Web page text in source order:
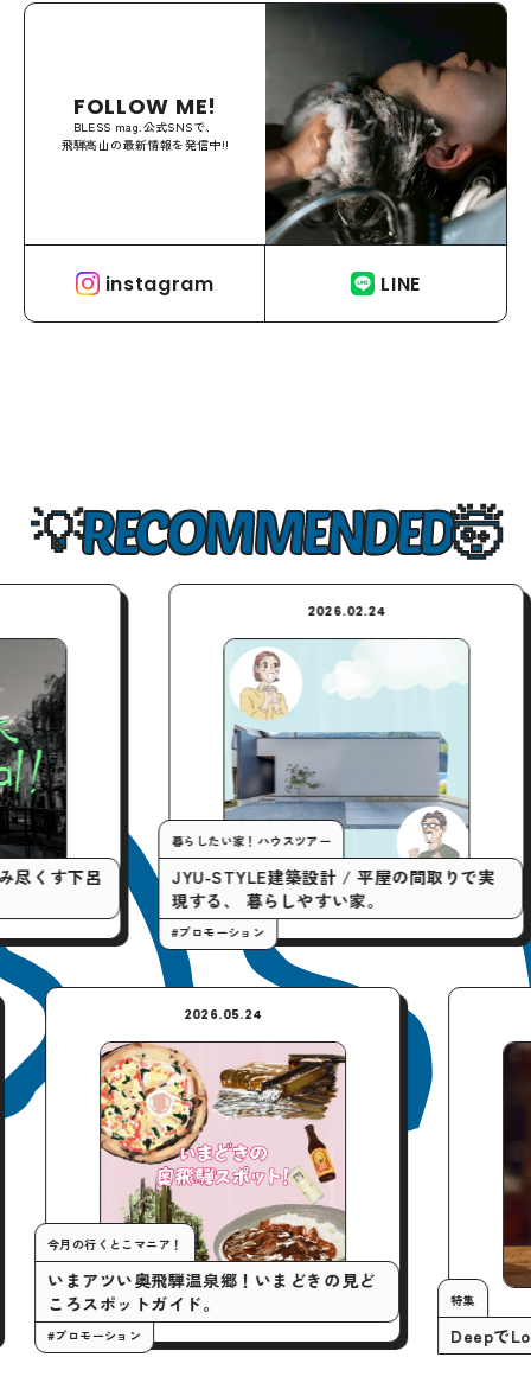
FOLLOW ME!
BLESS mag.公式SNSで、
飛騨高山の最新情報を発信中!!
instagram LINE
RECOMMENDED
家！ハウスツアー
建築設計 / 平屋の間取りで実
暮らしやすい家。
今月の行くとこマニア！
「やってみたい！」
クティビティ6選。
2026.05.24
今月の行くとこマニア！
いまアツい奥飛騨温泉郷！いまどきの